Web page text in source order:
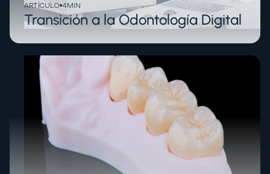
ARTÍCULO 4MIN
Transición a la Odontología Digital